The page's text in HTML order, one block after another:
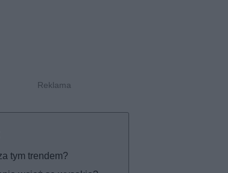
tym trendem?